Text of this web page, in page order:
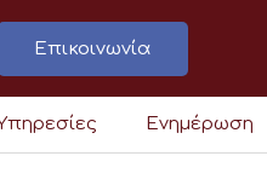
Επικοινωνία
Ενημέρωση